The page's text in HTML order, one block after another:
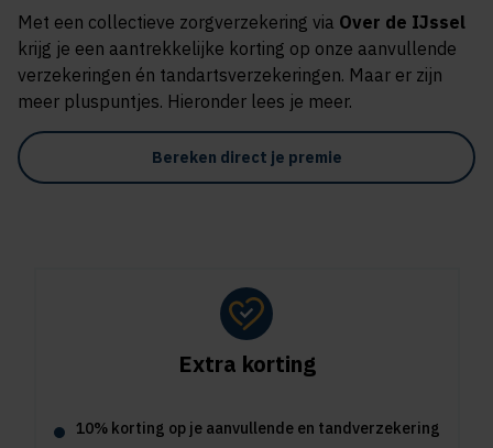
Met een collectieve zorgverzekering via Over de IJssel
krijg je een aantrekkelijke korting op onze aanvullende
verzekeringen én tandartsverzekeringen. Maar er zijn
meer pluspuntjes. Hieronder lees je meer.
Bereken direct je premie
Extra korting
10% korting op je aanvullende en tandverzekering